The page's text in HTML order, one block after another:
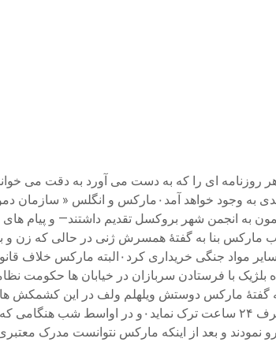
فرانسه ؛ آتش انقلاب را در سراسر کشور های اروپایی بر افروخت۰ مارکس که مرتبأ هر روزنامه ای را که به دست
خبر مهم ذوق زده شده بود که گمان می کرد و حتم داشت که به زودی دستگاه تمام استثمارگران بر چیده خواهند شد؛
به انجمن شهر بروکسل تقدیم داشتند— و پیام
« همشهری ها ؛ اسلحه بر دارید » کارگران آلمانی که در شهر بروکسل بودند شروع به مسلح نمودن خود کردند۰و جناب مارکس بنا
فقر زندگی می کردند شش هزار فرانکی که از مادرش بابت ارثیه پدری دریافت داشته بود؛ برای این
نمود۰و این عمل مارکس باعث شد که مقامات بلژیکی در صدد تعقیب و اخراج خارجی ها و انقلابی ها بر آید۰‌پادشاه بلژیک با
کوبید و رهبران آنها را دستگیر کرد۰رویهمرفته سی و چهار بلژیکی و چندین آلمانی انقلابی به زندان افتادند۰و بنا به گفتهٔ
زخمی گردید۰در همان شب مارکس از جانب پولیس بروکسل نامه ای دریافت داشت که طبق آن می بایستی
و بعد از اینکه مارکس نتوانست مدرک